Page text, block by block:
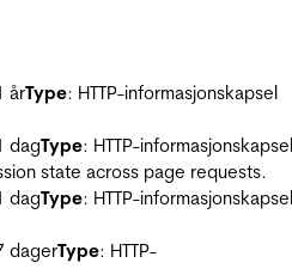
årType: HTTP-informasjonskapsel
dagType: HTTP-informasjonskapsel
state across page requests.
dagType: HTTP-informasjonskapsel
dagerType: HTTP-